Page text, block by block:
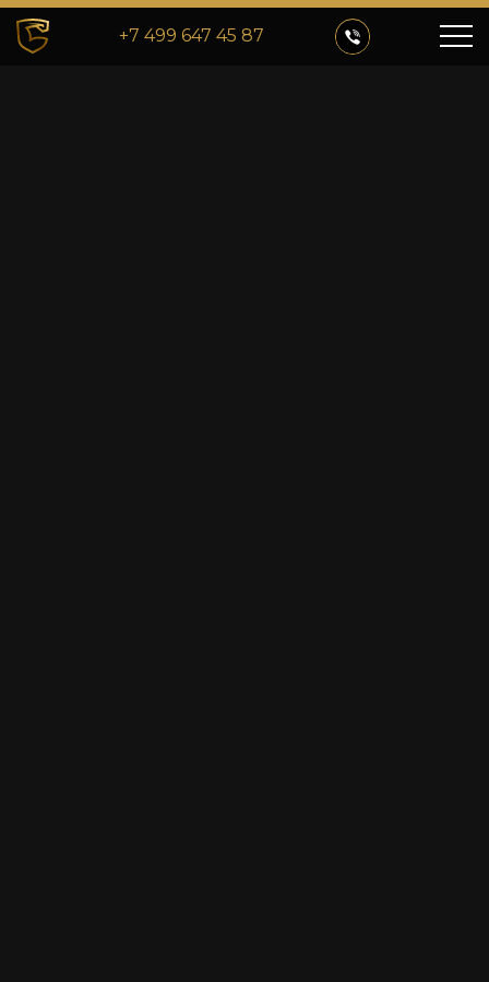
+7 499 647 45 87